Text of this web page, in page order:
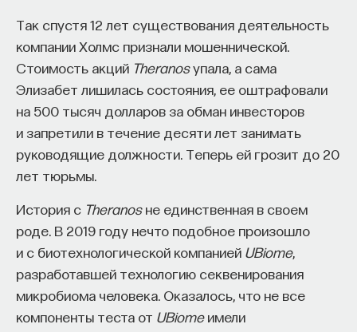
Так спустя 12 лет существования деятельность
компании Холмс признали мошеннической.
Стоимость акций Theranosупала, а сама
Элизабет лишилась состояния, ее оштрафовали
на 500 тысяч долларов за обман инвесторов
и запретили в течение десяти лет занимать
руководящие должности. Теперь ей грозит до 20
лет тюрьмы.
История с Theranosне единственная в своем
роде. В 2019 году нечто подобное произошло
и с биотехнологической компанией UBiome,
разработавшей технологию секвенирования
микробиома человека. Оказалось, что не все
компоненты теста от UBiomeимели